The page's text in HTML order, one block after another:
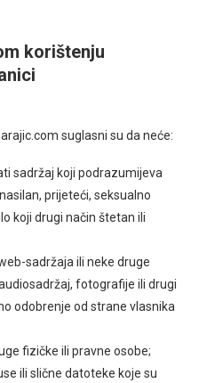
korištenju
suglasni su da neće:
sadržaj koji podrazumijeva
prijeteći, seksualno
koji drugi način štetan ili
sadržaja ili neke druge
fotografije ili drugi
odobrenje od strane vlasnika
fizičke ili pravne osobe;
ili slične datoteke koje su